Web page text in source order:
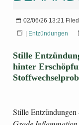
02/06/26 13:21
| Entzündungen
Stille
hinter
Stille Entzündungen